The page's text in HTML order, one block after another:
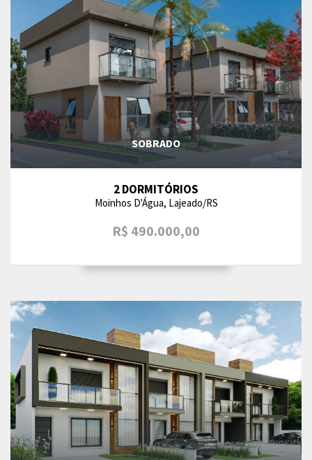
SOBRADO
2 DORMITÓRIOS
Moinhos D'Água, Lajeado/RS
R$ 490.000,00